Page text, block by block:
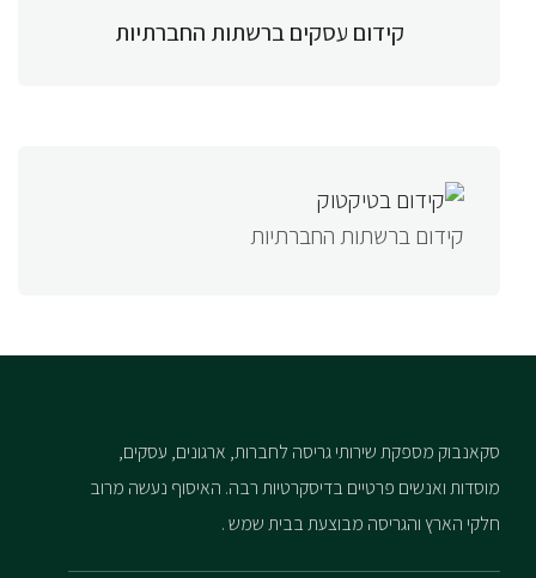
קידום עסקים ברשתות החברתיות
קידום ברשתות החברתיות
סקאנבוק מספקת שירותי גריסה לחברות, ארגונים, עסקים,
מוסדות ואנשים פרטיים בדיסקרטיות רבה. האיסוף נעשה מרוב
חלקי הארץ והגריסה מבוצעת בבית שמש .